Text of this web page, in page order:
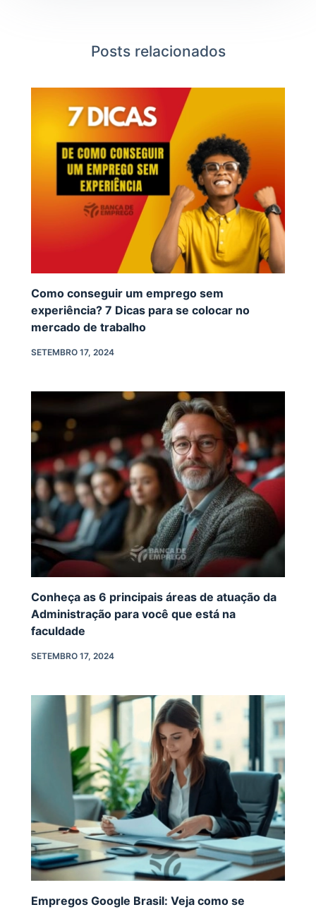
Posts relacionados
Como conseguir um emprego sem
experiência? 7 Dicas para se colocar no
mercado de trabalho
SETEMBRO 17, 2024
Conheça as 6 principais áreas de atuação da
Administração para você que está na
faculdade
SETEMBRO 17, 2024
Empregos Google Brasil: Veja como se